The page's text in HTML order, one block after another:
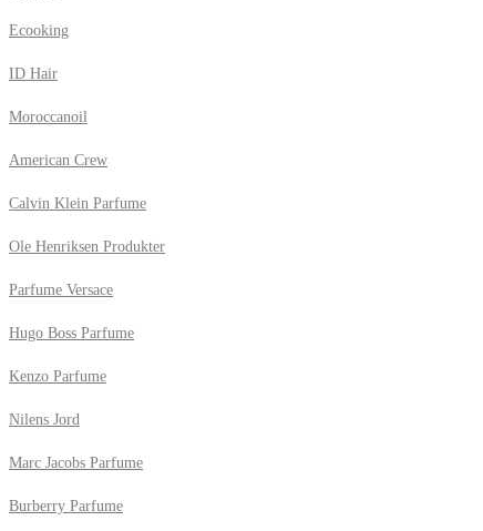
Ecooking
ID Hair
Moroccanoil
American Crew
Calvin Klein Parfume
Ole Henriksen Produkter
Parfume Versace
Hugo Boss Parfume
Kenzo Parfume
Nilens Jord
Marc Jacobs Parfume
Burberry Parfume